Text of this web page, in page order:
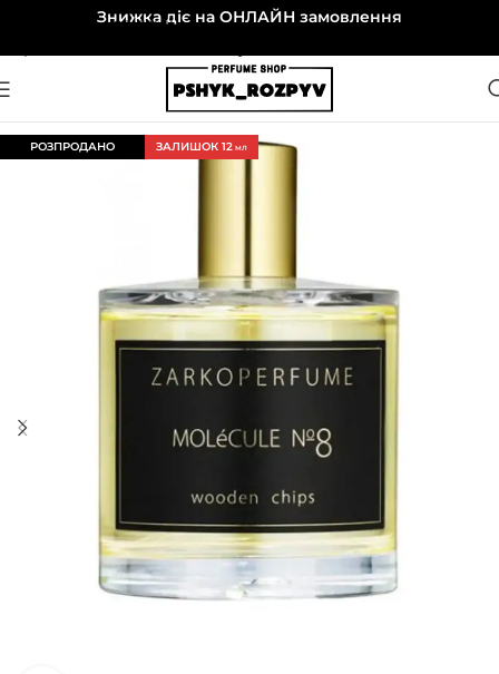
Перейти до навігаціїЗнижка діє на ОНЛАЙН замовлення
РОЗПРОДАНО ЗАЛИШОК 12 МЛ